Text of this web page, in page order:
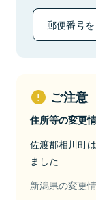
郵便番号
ご注意
住所等の変更
佐渡郡相川町
ました
新潟県の変更